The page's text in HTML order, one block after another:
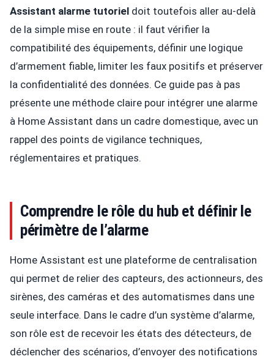
Assistant alarme tutoriel doit toutefois aller au-delà
de la simple mise en route : il faut vérifier la
compatibilité des équipements, définir une logique
d’armement fiable, limiter les faux positifs et préserver
la confidentialité des données. Ce guide pas à pas
présente une méthode claire pour intégrer une alarme
à Home Assistant dans un cadre domestique, avec un
rappel des points de vigilance techniques,
réglementaires et pratiques.
Comprendre le rôle du hub et définir le
périmètre de l’alarme
Home Assistant est une plateforme de centralisation
qui permet de relier des capteurs, des actionneurs, des
sirènes, des caméras et des automatismes dans une
seule interface. Dans le cadre d’un système d’alarme,
son rôle est de recevoir les états des détecteurs, de
déclencher des scénarios, d’envoyer des notifications